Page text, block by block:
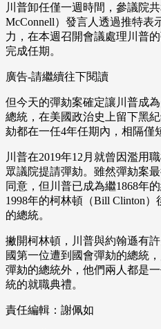
川普卸任僅一週時間，參議院
McConnell）發言人透過推特表
力，在本週召開會議處理川普
完成任期。
廣告-請繼續往下閱讀
但今天的彈劾案確定讓川普成
總統，在美國政治史上留下黑
劾都在一任4年任期內，相隔僅
川普在2019年12月就曾因濫用
眾議院提請彈劾。雖然彈劾案
同意，但川普已成為繼1868年
1998年的柯林頓（Bill Clinton
的總統。
撇開柯林頓，川普與約翰遜有
國第一位遭到國會彈劾的總統
彈劾的總統外，他們兩人都是
統的就職典禮。
責任編輯：謝佩如